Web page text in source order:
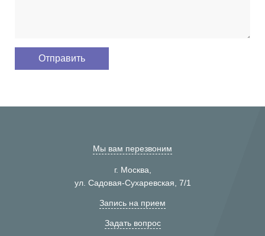
Мы вам перезвоним
г. Москва,
ул. Садовая-Сухаревская, 7/1
Запись на прием
Задать вопрос